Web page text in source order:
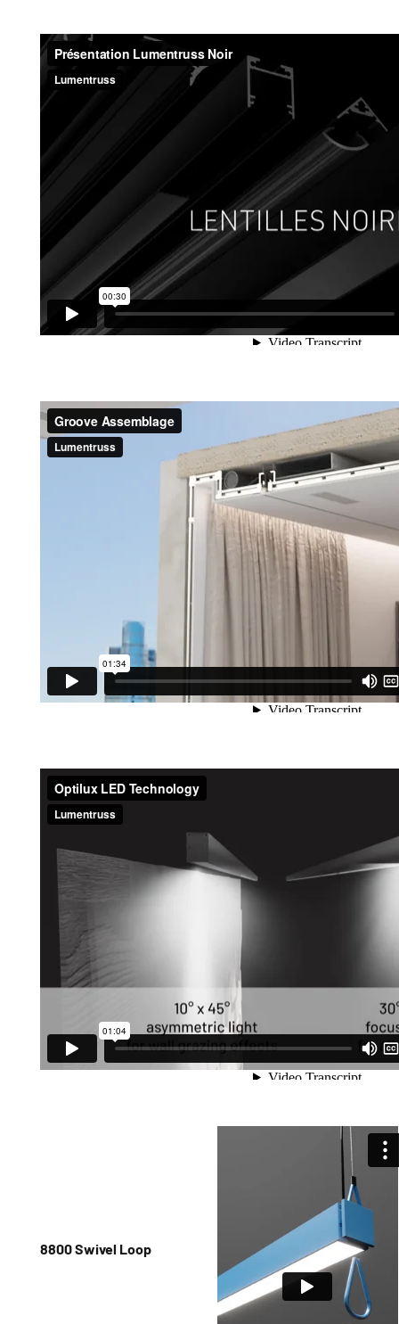
Profilés LED noirs et lentilles noires
Installation de DEL encastrées avec Groove
Technologie DEL Optilux
8800 Swivel Loop